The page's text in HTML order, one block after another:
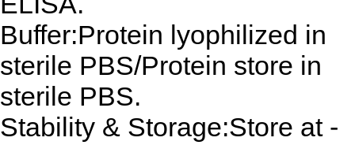
Buffer:Protein lyophilized in
sterile PBS/Protein store in
sterile PBS.
Stability & Storage:Store at -